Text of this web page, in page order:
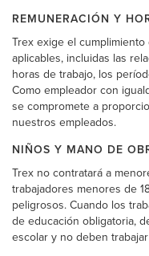
REMUNERACIÓN Y
Trex exige el
aplicables, incluidas las
horas de trabajo, los
Como empleador con
se compromete a
nuestros empleados.
NIÑOS Y MANO DE
Trex no contratará a
trabajadores menores de
peligrosos. Cuando los
de educación obligatoria,
escolar y no deben